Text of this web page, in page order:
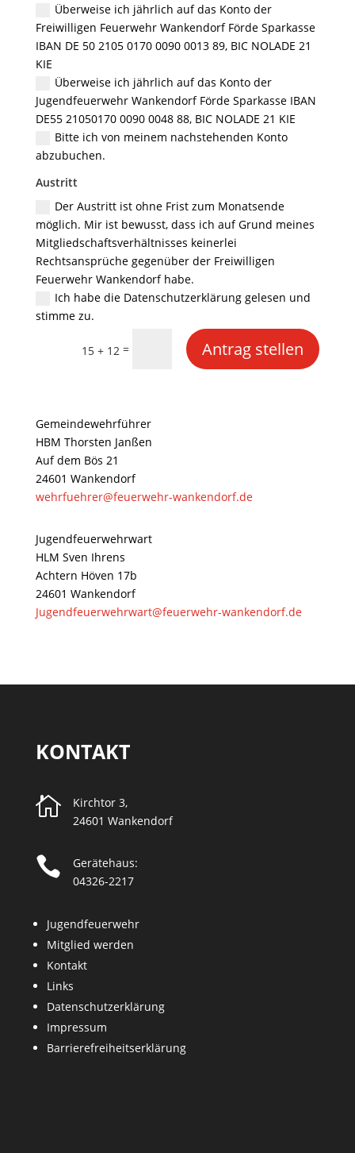
Überweise ich jährlich auf das Konto der
Freiwilligen Feuerwehr Wankendorf Förde Sparkasse
IBAN DE 50 2105 0170 0090 0013 89, BIC NOLADE 21
KIE
Überweise ich jährlich auf das Konto der
Jugendfeuerwehr Wankendorf Förde Sparkasse IBAN
DE55 21050170 0090 0048 88, BIC NOLADE 21 KIE
Bitte ich von meinem nachstehenden Konto
abzubuchen.
Austritt
Der Austritt ist ohne Frist zum Monatsende
möglich. Mir ist bewusst, dass ich auf Grund meines
Mitgliedschaftsverhältnisses keinerlei
Rechtsansprüche gegenüber der Freiwilligen
Feuerwehr Wankendorf habe.
Ich habe die Datenschutzerklärung gelesen und
stimme zu.
15 + 12 = Antrag stellen
Gemeindewehrführer
HBM Thorsten Janßen
Auf dem Bös 21
24601 Wankendorf
wehrfuehrer@feuerwehr-wankendorf.de
Jugendfeuerwehrwart
HLM Sven Ihrens
Achtern Höven 17b
24601 Wankendorf
Jugendfeuerwehrwart@feuerwehr-wankendorf.de
KONTAKT

Kirchtor 3,
24601 Wankendorf

Gerätehaus:
04326-2217
Jugendfeuerwehr
Mitglied werden
Kontakt
Links
Datenschutzerklärung
Impressum
Barrierefreiheitserklärung